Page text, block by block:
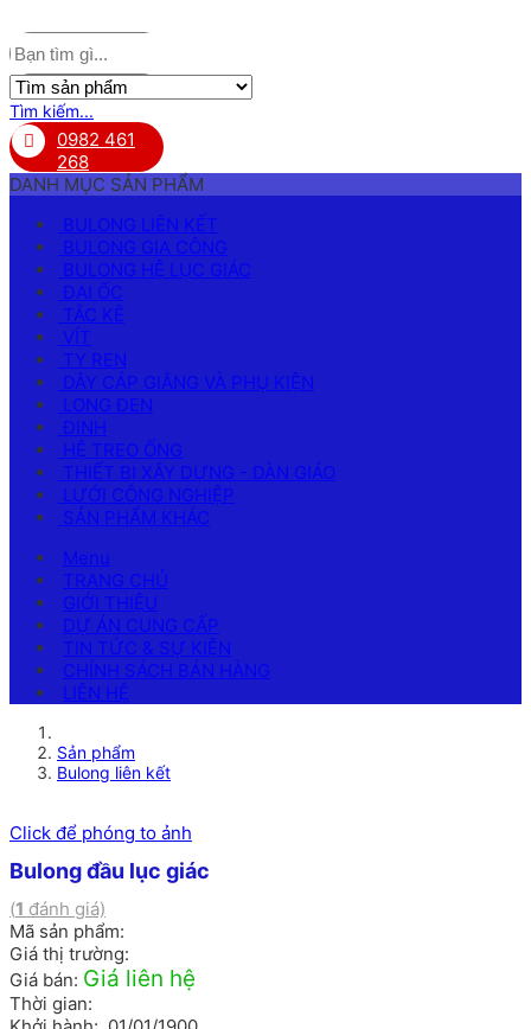
Tìm kiếm...
0982 461
268
DANH MỤC SẢN PHẨM
BULONG LIÊN KẾT
BULONG GIA CÔNG
BULONG HỆ LỤC GIÁC
ĐAI ỐC
TẮC KÊ
VÍT
TY REN
DÂY CÁP GIẰNG VÀ PHỤ KIỆN
LONG ĐEN
ĐINH
HỆ TREO ỐNG
THIẾT BỊ XÂY DỰNG - DÀN GIÁO
LƯỚI CÔNG NGHIỆP
SẢN PHẨM KHÁC
Menu
TRANG CHỦ
GIỚI THIỆU
DỰ ÁN CUNG CẤP
TIN TỨC & SỰ KIỆN
CHÍNH SÁCH BÁN HÀNG
LIÊN HỆ
Sản phẩm
Bulong liên kết
Click để phóng to ảnh
Bulong đầu lục giác
(1 đánh giá)
Mã sản phẩm:
Giá thị trường:
Giá bán: Giá liên hệ
Thời gian: